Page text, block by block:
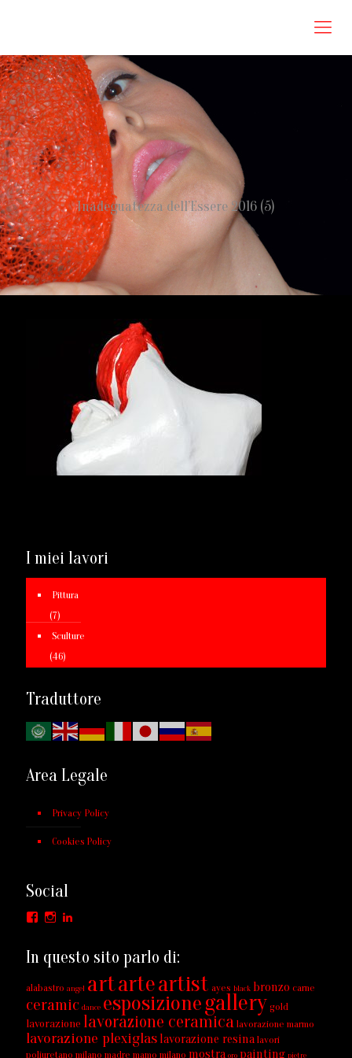
Inadeguatezza dell’Essere 2016 (5)
I miei lavori
Pittura
(7)
Sculture
(46)
Traduttore
Area Legale
Privacy Policy
Cookies Policy
Social
Facebook
Instagram
In questo sito parlo di:
alabastro angel artarteartist ayes black bronzo carne
ceramic dance esposizionegallery gold
lavorazione lavorazione ceramica lavorazione marmo
lavorazione plexiglas lavorazione resina lavori
poliuretano milano madre mamo milano mostra oro painting pietre